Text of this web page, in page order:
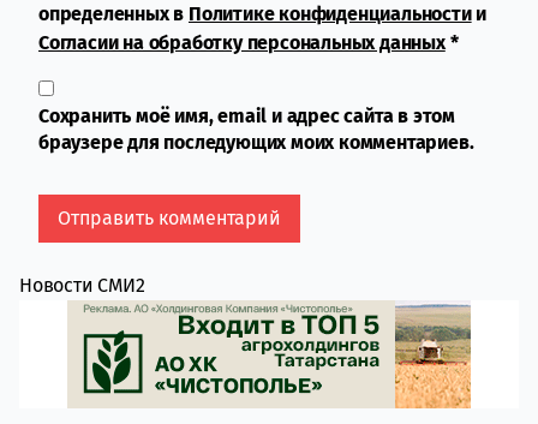
определенных в Политике конфиденциальностии
Согласии на обработку персональных данных*
Сохранить моё имя, email и адрес сайта в этом
браузере для последующих моих комментариев.
Новости СМИ2